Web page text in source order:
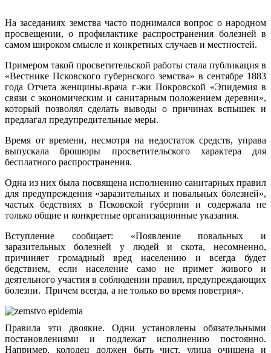
На заседаниях земства часто поднимался вопрос о народном
просвещении, о профилактике распространения болезней в
самом широком смысле и конкретных случаев и местностей.
Примером такой просветительской работы стала публикация в
«Вестнике Псковского губернского земства» в сентябре 1883
года Отчета женщины-врача г-жи Покровской «Эпидемия в
связи с экономическим и санитарным положением деревни»,
который позволял сделать выводы о причинах вспышек и
предлагал предупредительные меры.
Время от времени, несмотря на недостаток средств, управа
выпускала брошюры просветительского характера для
бесплатного распространения.
Одна из них была посвящена исполнению санитарных правил
для предупреждения «заразительных и повальных болезней»,
частых бедствиях в Псковской губернии и содержала не
только общие и конкретные организационные указания.
Вступление сообщает: «Появление повальных и
заразительных болезней у людей и скота, несомненно,
причиняет громадный вред населению и всегда будет
бедствием, если население само не примет живого и
деятельного участия в соблюдении правил, предупреждающих
болезни. Причем всегда, а не только во время поветрия».
Правила эти двоякие. Одни установлены обязательными
постановлениями и подлежат исполнению постоянно.
Например, колодец должен быть чист, улица очищена и